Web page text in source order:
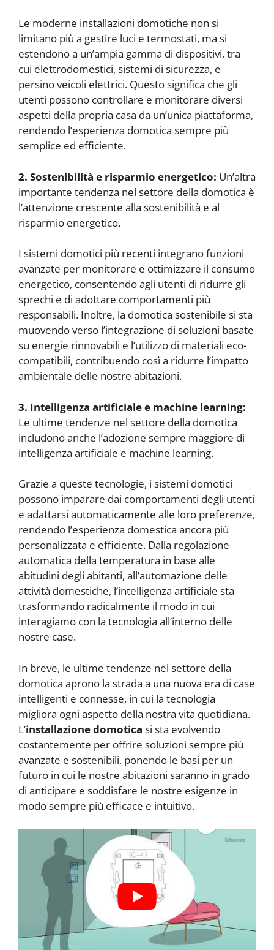
Le moderne installazioni domotiche non si
limitano più a gestire luci e termostati, ma si
estendono a un’ampia gamma di dispositivi, tra
cui elettrodomestici, sistemi di sicurezza, e
persino veicoli elettrici. Questo significa che gli
utenti possono controllare e monitorare diversi
aspetti della propria casa da un’unica piattaforma,
rendendo l’esperienza domotica sempre più
semplice ed efficiente.
2. Sostenibilità e risparmio energetico: Un’altra
importante tendenza nel settore della domotica è
l’attenzione crescente alla sostenibilità e al
risparmio energetico.
I sistemi domotici più recenti integrano funzioni
avanzate per monitorare e ottimizzare il consumo
energetico, consentendo agli utenti di ridurre gli
sprechi e di adottare comportamenti più
responsabili. Inoltre, la domotica sostenibile si sta
muovendo verso l’integrazione di soluzioni basate
su energie rinnovabili e l’utilizzo di materiali eco-
compatibili, contribuendo così a ridurre l’impatto
ambientale delle nostre abitazioni.
3. Intelligenza artificiale e machine learning:
Le ultime tendenze nel settore della domotica
includono anche l’adozione sempre maggiore di
intelligenza artificiale e machine learning.
Grazie a queste tecnologie, i sistemi domotici
possono imparare dai comportamenti degli utenti
e adattarsi automaticamente alle loro preferenze,
rendendo l’esperienza domestica ancora più
personalizzata e efficiente. Dalla regolazione
automatica della temperatura in base alle
abitudini degli abitanti, all’automazione delle
attività domestiche, l’intelligenza artificiale sta
trasformando radicalmente il modo in cui
interagiamo con la tecnologia all’interno delle
nostre case.
In breve, le ultime tendenze nel settore della
domotica aprono la strada a una nuova era di case
intelligenti e connesse, in cui la tecnologia
migliora ogni aspetto della nostra vita quotidiana.
L’installazione domotica si sta evolvendo
costantemente per offrire soluzioni sempre più
avanzate e sostenibili, ponendo le basi per un
futuro in cui le nostre abitazioni saranno in grado
di anticipare e soddisfare le nostre esigenze in
modo sempre più efficace e intuitivo.